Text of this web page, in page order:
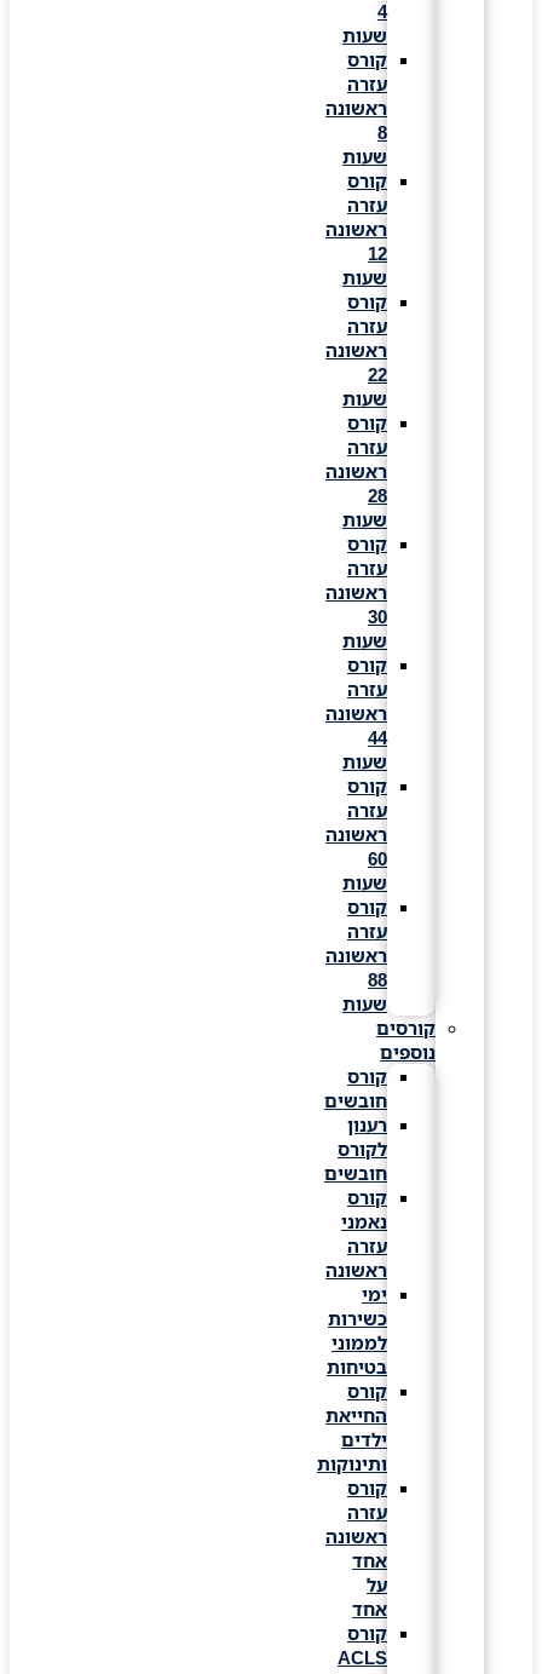
שעות
קורס
עזרה
ראשונה
שעות
קורס
עזרה
ראשונה
שעות
קורס
עזרה
ראשונה
שעות
קורס
עזרה
ראשונה
שעות
קורס
עזרה
ראשונה
שעות
קורס
עזרה
ראשונה
שעות
קורס
עזרה
ראשונה
שעות
קורס
עזרה
ראשונה
שעות
קורסים
נוספים
קורס
חובשים
רענון
לקורס
חובשים
קורס
נאמני
עזרה
ראשונה
ימי
כשירות
לממוני
בטיחות
קורס
החייאת
ילדים
ותינוקות
קורס
עזרה
ראשונה
קורס
ACLS